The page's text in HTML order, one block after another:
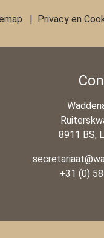
| Privacy en
8911 BS,
+31 (0)